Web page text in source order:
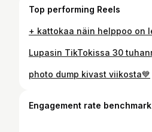
Top performing Reels
photo dump kivast viikosta💙
Engagement rate benchmark